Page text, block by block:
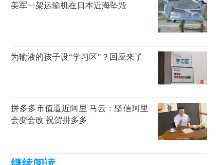
美军一架运输机在日本近海坠毁
为输液的孩子设“学习区”？回应来了
拼多多市值逼近阿里 马云：坚信阿里
会变会改 祝贺拼多多